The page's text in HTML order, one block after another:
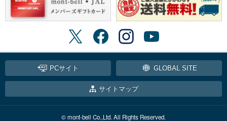
PCサイト GLOBAL SITE
サイトマップ
© mont-bell Co.,Ltd. All Rights Reserved.